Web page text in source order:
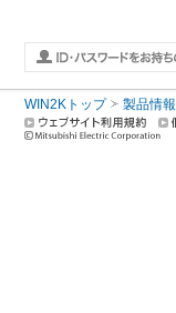
WIN2Kトップ 製品情報